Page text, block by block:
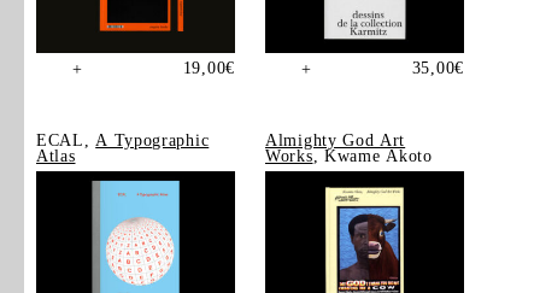
+ 19,00€ + 35,00€
ECAL, A Typographic
Atlas
Almighty God Art
Works , Kwame Akoto